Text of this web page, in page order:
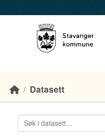
Datasett